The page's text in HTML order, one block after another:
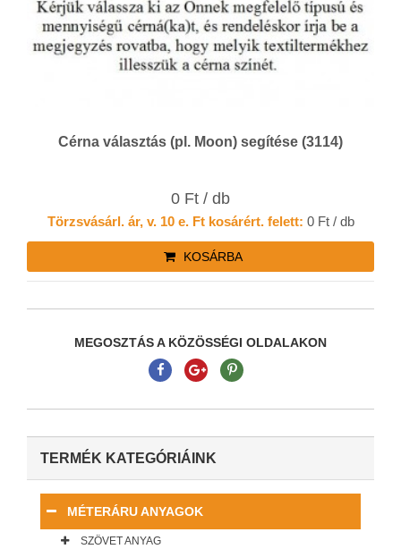
Cérna választás (pl. Moon) segítése (3114)
0 Ft / db
Törzsvásárl. ár, v. 10 e. Ft kosárért. felett: 0 Ft / db
KOSÁRBA
MEGOSZTÁS A KÖZÖSSÉGI OLDALAKON
TERMÉK KATEGÓRIÁINK
MÉTERÁRU ANYAGOK
SZÖVET ANYAG